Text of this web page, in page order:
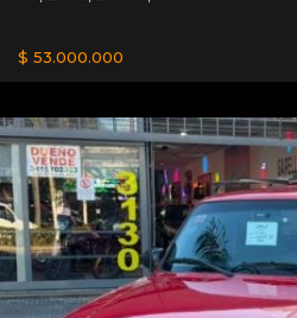
$ 53.000.000